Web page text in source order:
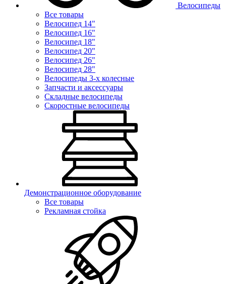
Велосипеды
Все товары
Велосипед 14"
Велосипед 16"
Велосипед 18"
Велосипед 20"
Велосипед 26"
Велосипед 28"
Велосипеды 3-х колесные
Запчасти и аксессуары
Складные велосипеды
Скоростные велосипеды
Демонстрационное оборудование
Все товары
Рекламная стойка